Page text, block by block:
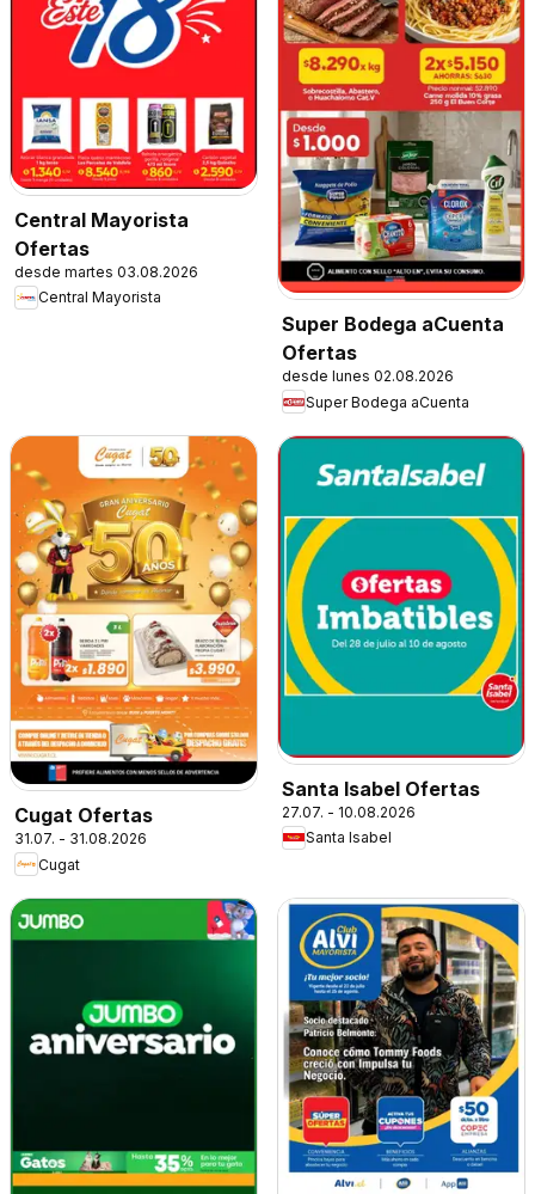
Central Mayorista
Ofertas
desde martes 03.08.2026
Central Mayorista
Super Bodega aCuenta
Ofertas
desde lunes 02.08.2026
Super Bodega aCuenta
Cugat Ofertas
31.07. - 31.08.2026
Cugat
Santa Isabel Ofertas
27.07. - 10.08.2026
Santa Isabel